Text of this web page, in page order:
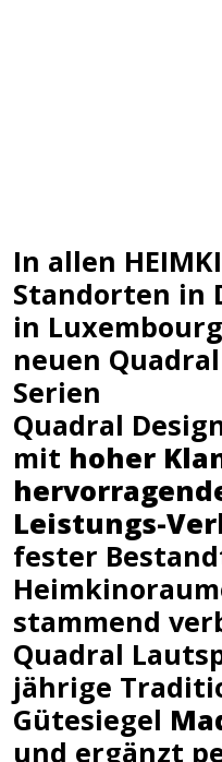
In allen
Standorten in
in
neuen
Serien
Quadral
mit hoher
Leistungs-
fester
stammend
Quadral
jährige
Gütesiegel
und ergänzt